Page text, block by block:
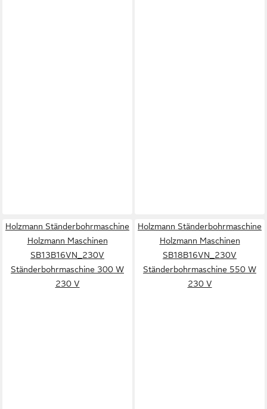
Holzmann Ständerbohrmaschine
Holzmann Maschinen
SB13B16VN_230V
Ständerbohrmaschine 300 W
230 V
Holzmann Ständerbohrmaschine
Holzmann Maschinen
SB18B16VN_230V
Ständerbohrmaschine 550 W
230 V